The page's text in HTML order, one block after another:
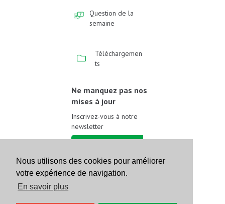
Nous utilisons des cookies pour améliorer
votre expérience de navigation.
En savoir plus
Question de la
semaine
Téléchargemen
ts
Ne manquez pas nos
mises à jour
Inscrivez-vous à notre
newsletter
Suivez-nous sur les